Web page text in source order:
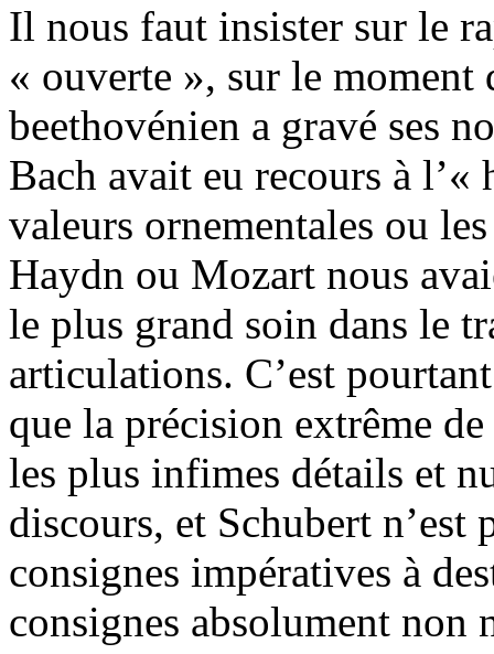
Il nous faut insister sur le
« ouverte », sur le moment
beethovénien a gravé ses
Bach avait eu recours à
valeurs ornementales ou
Haydn ou Mozart nous
le plus grand soin dans le
articulations. C’est
que la précision extrême
les plus infimes détails et
discours, et Schubert n’est
consignes impératives à
consignes absolument non